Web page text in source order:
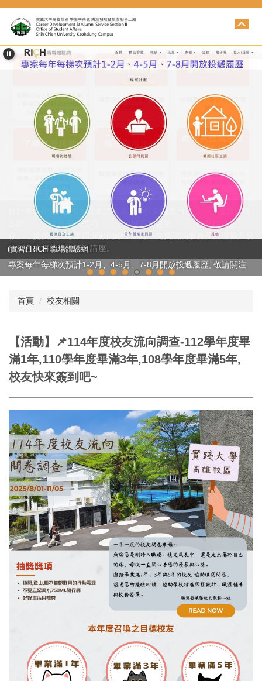
跳
到
主
要
內
(實習) RICH 職場體驗網
專案每年每梯次預計1-2月、4-5月、7-8月開放投遞履歷, 敬請關注.
針對青年所遇到的5大就業諮詢議題「探索職涯目標」、「履歷自傳
診斷」、「提升面試技巧」、「了解產業趨勢」、「強化職場生
存」，提供真人專業職涯顧問線上一對一免費諮詢服務及辦理職涯發
展及產業趨勢線上諮詢講座。
首頁 校友相關
【活動】📌114年度校友流向調查-112學年度畢
滿1年,110學年度畢滿3年,108學年度畢滿5年,
校友快來簽到吧~